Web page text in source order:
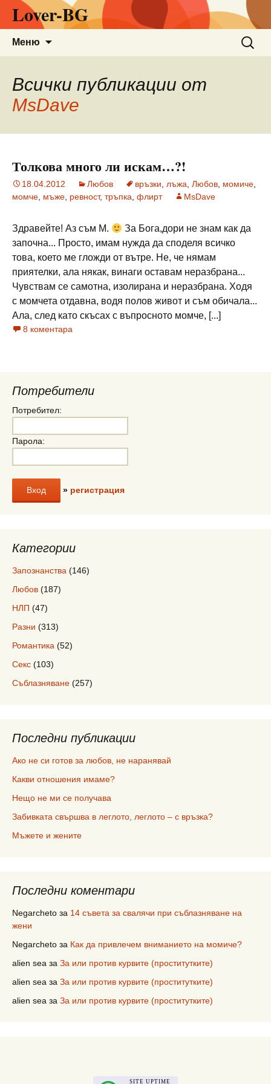
Lover-BG
Меню
за:
Всички публикации от
MsDave
Толкова много ли искам…?!
18.04.2012 Любов връзки лъжа Любов момиче
момче мъже ревност, тръпка флирт MsDave
Здравейте! Аз съм М.
За Бога,дори не знам как да
започна... Просто, имам нужда да споделя всичко
това, което ме гложди от вътре. Не, че нямам
приятелки, ала някак, винаги оставам неразбрана...
Чувствам се самотна, изолирана и неразбрана. Ходя
с момчета отдавна, водя полов живот и съм обичала...
Ала, след като скъсах с въпросното момче, [...]
8 коментара
Потребители
Потребител:
Парола:
» регистрация
Категории
Запознанства (146)
Любов (187)
НЛП (47)
Разни (313)
Романтика (52)
Секс (103)
Съблазняване (257)
Последни публикации
Ако не си готов за любов, не наранявай
Какви отношения имаме?
Нещо не ми се получава
Забивката свършва в леглото, леглото – с връзка?
Мъжете и жените
Последни коментари
Negarcheto за 14 съвета за свалячи при съблазняване на
жени
Negarcheto за Как да привлечем вниманието на момиче?
alien sea за За или против курвите (проститутките)
alien sea за За или против курвите (проститутките)
alien sea за За или против курвите (проститутките)